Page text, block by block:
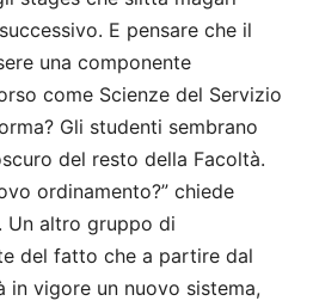
E pensare che il
una componente
come Scienze del Servizio
Gli studenti sembrano
del resto della Facoltà.
ordinamento?” chiede
Un altro gruppo di
del fatto che a partire dal
in vigore un nuovo sistema,